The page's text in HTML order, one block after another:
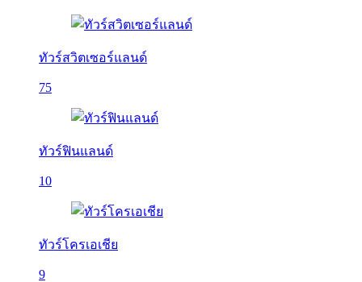
ทัวร์สวิตเซอร์แลนด์
75
ทัวร์ฟินแลนด์
10
ทัวร์โครเอเชีย
9